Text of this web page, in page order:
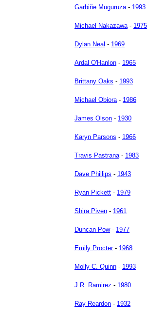
Garbiñe Muguruza- 1993
Michael Nakazawa- 1975
Dylan Neal - 1969
Ardal O'Hanlon - 1965
Brittany Oaks - 1993
Michael Obiora- 1986
James Olson - 1930
Karyn Parsons - 1966
Travis Pastrana- 1983
Dave Phillips - 1943
Ryan Pickett - 1979
Shira Piven - 1961
Duncan Pow- 1977
Emily Procter- 1968
Molly C. Quinn - 1993
J.R. Ramirez - 1980
Ray Reardon - 1932